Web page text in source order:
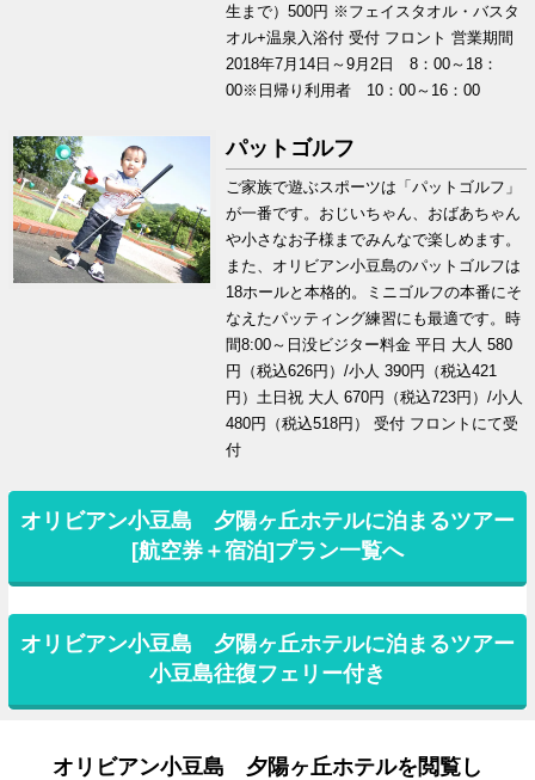
生まで）500円 ※フェイスタオル・バスタ
オル+温泉入浴付 受付 フロント 営業期間
2018年7月14日～9月2日 8：00～18：
00※日帰り利用者 10：00～16：00
パットゴルフ
ご家族で遊ぶスポーツは「パットゴルフ」
が一番です。おじいちゃん、おばあちゃん
や小さなお子様までみんなで楽しめます。
また、オリビアン小豆島のパットゴルフは
18ホールと本格的。ミニゴルフの本番にそ
なえたパッティング練習にも最適です。時
間8:00～日没ビジター料金 平日 大人 580
円（税込626円）/小人 390円（税込421
円）土日祝 大人 670円（税込723円）/小人
480円（税込518円） 受付 フロントにて受
付
オリビアン小豆島 夕陽ヶ丘ホテルに泊まるツアー
[航空券＋宿泊]プラン一覧へ
オリビアン小豆島 夕陽ヶ丘ホテルに泊まるツアー
小豆島往復フェリー付き
オリビアン小豆島 夕陽ヶ丘ホテルを閲覧し